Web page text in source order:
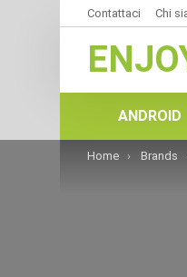
Contattaci Chi
ANDROID
You are here:
Home Brands